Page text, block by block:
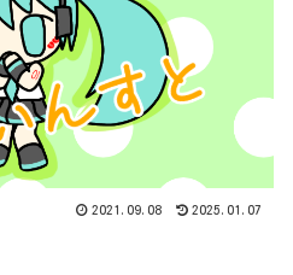
2021.09.08 2025.01.07